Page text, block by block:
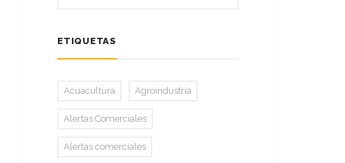
ETIQUETAS
Acuacultura Agroindustria
Alertas Comerciales
Alertas comerciales